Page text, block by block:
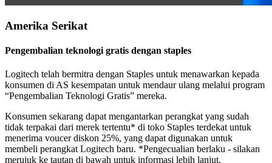
Amerika Serikat
Pengembalian teknologi gratis dengan staples
Logitech telah bermitra dengan Staples untuk menawarkan kepada
konsumen di AS kesempatan untuk mendaur ulang melalui program
“Pengembalian Teknologi Gratis” mereka.
Konsumen sekarang dapat mengantarkan perangkat yang sudah
tidak terpakai dari merek tertentu* di toko Staples terdekat untuk
menerima voucer diskon 25%, yang dapat digunakan untuk
membeli perangkat Logitech baru. *Pengecualian berlaku - silakan
merujuk ke tautan di bawah untuk informasi lebih lanjut.